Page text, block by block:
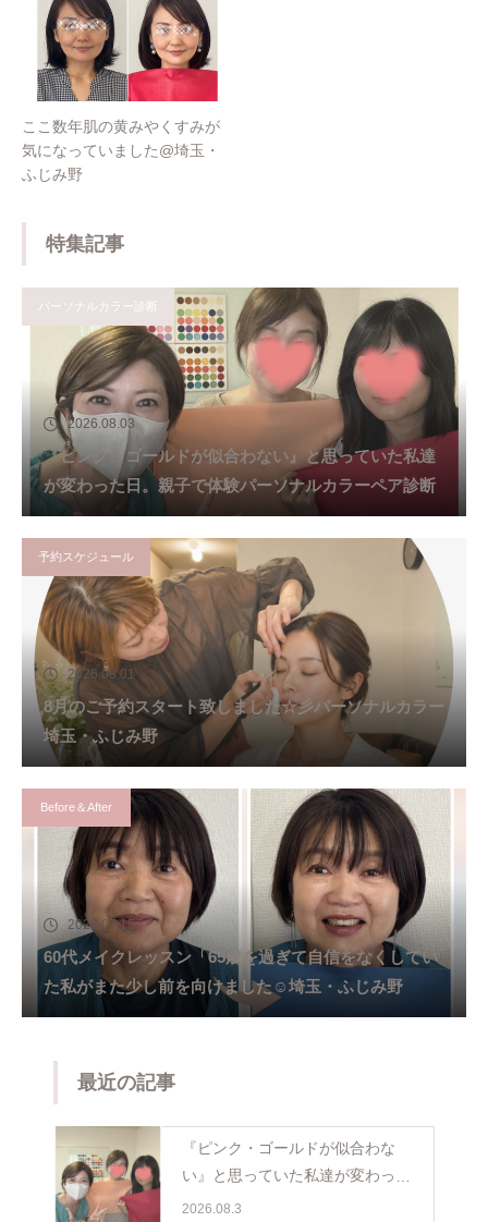
ここ数年肌の黄みやくすみが
気になっていました@埼玉・
ふじみ野
特集記事
パーソナルカラー診断
2026.08.03
『ピンク・ゴールドが似合わない』と思っていた私達
が変わった日。親子で体験パーソナルカラーペア診断
予約スケジュール
2026.08.01
8月のご予約スタート致しました☆彡パーソナルカラー
埼玉・ふじみ野
Before＆After
2026.07.15
60代メイクレッスン「65歳を過ぎて自信をなくしてい
た私がまた少し前を向けました☺️埼玉・ふじみ野
最近の記事
『ピンク・ゴールドが似合わな
い』と思っていた私達が変わった
日。親子で体験パーソナルカラー
2026.08.3